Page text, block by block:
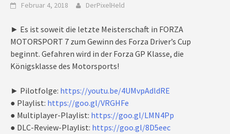
Februar 4, 2018 DerPixelHeld
► Es ist soweit die letzte Meisterschaft in FORZA
MOTORSPORT 7 zum Gewinn des Forza Driver’s Cup
beginnt. Gefahren wird in der Forza GP Klasse, die
Königsklasse des Motorsports!
► Pilotfolge: https://youtu.be/4UMvpAdldRE
● Playlist: https://goo.gl/VRGHFe
● Multiplayer-Playlist: https://goo.gl/LMN4Pp
● DLC-Review-Playlist: https://goo.gl/8D5eec